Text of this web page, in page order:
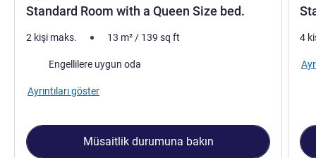
Standard Room with a Queen Size bed.
2 kişi maks. 13 m²/ 139 sq ft
Engellilere uygun oda
Ayrıntıları göster
Müsaitlik durumuna bakın
4